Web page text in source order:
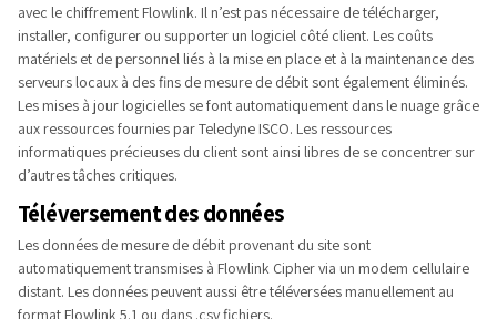
avec le chiffrement Flowlink. Il n’est pas nécessaire de télécharger,
installer, configurer ou supporter un logiciel côté client. Les coûts
matériels et de personnel liés à la mise en place et à la maintenance des
serveurs locaux à des fins de mesure de débit sont également éliminés.
Les mises à jour logicielles se font automatiquement dans le nuage grâce
aux ressources fournies par Teledyne ISCO. Les ressources
informatiques précieuses du client sont ainsi libres de se concentrer sur
d’autres tâches critiques.
Téléversement des données
Les données de mesure de débit provenant du site sont
automatiquement transmises à Flowlink Cipher via un modem cellulaire
distant. Les données peuvent aussi être téléversées manuellement au
format Flowlink 5.1 ou dans .csv fichiers.